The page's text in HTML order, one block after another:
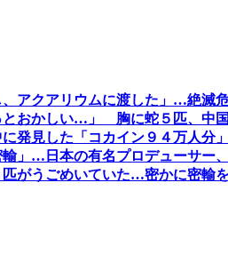
、アクアリウムに渡した」…絶滅
とおかしい…」 胸に蛇５匹、中
発見した「コカイン９４万人分
輸」…日本の有名プロデューサー
匹がうごめいていた…密かに密輸